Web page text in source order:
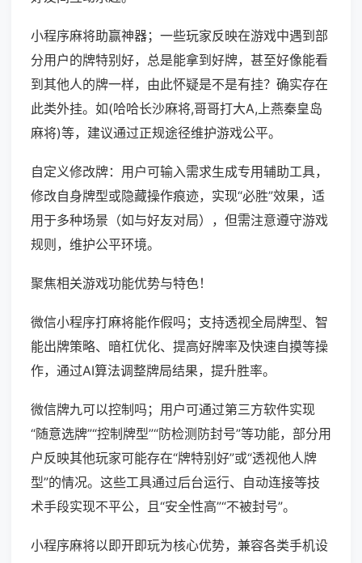
小程序麻将助赢神器；一些玩家反映在游戏中遇到部
分用户的牌特别好，总是能拿到好牌，甚至好像能看
到其他人的牌一样，由此怀疑是不是有挂？确实存在
此类外挂。如(哈哈长沙麻将,哥哥打大A,上燕秦皇岛
麻将)等，建议通过正规途径维护游戏公平。
自定义修改牌：用户可输入需求生成专用辅助工具，
修改自身牌型或隐藏操作痕迹，实现“必胜”效果，适
用于多种场景（如与好友对局），但需注意遵守游戏
规则，维护公平环境。
聚焦相关游戏功能优势与特色！
微信小程序打麻将能作假吗；支持透视全局牌型、智
能出牌策略、暗杠优化、提高好牌率及快速自摸等操
作，通过AI算法调整牌局结果，提升胜率。
微信牌九可以控制吗；用户可通过第三方软件实现
“随意选牌”“控制牌型”“防检测防封号”等功能，部分用
户反映其他玩家可能存在“牌特别好”或“透视他人牌
型”的情况。这些工具通过后台运行、自动连接等技
术手段实现不平公，且“安全性高”“不被封号”。
小程序麻将以即开即玩为核心优势，兼容各类手机设